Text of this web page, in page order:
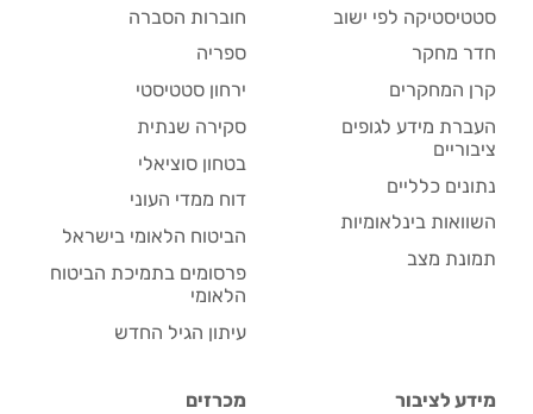
סטטיסטיקה לפי ישוב
חדר מחקר
קרן המחקרים
העברת מידע לגופים
ציבוריים
נתונים כלליים
השוואות בינלאומיות
תמונת מצב
חוברות הסברה
ספריה
ירחון סטטיסטי
סקירה שנתית
בטחון סוציאלי
דוח ממדי העוני
הביטוח הלאומי בישראל
פרסומים בתמיכת הביטוח
הלאומי
עיתון הגיל החדש
מידע לציבור מכרזים